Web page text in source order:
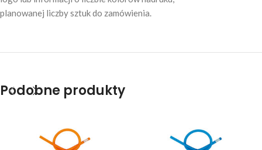
planowanej liczby sztuk do zamówienia.
Podobne produkty